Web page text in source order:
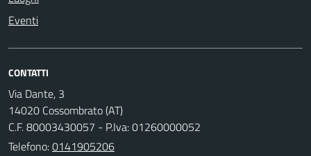
Eventi
CONTATTI
Via Dante, 3
14020 Cossombrato (AT)
C.F. 80003430057 - P.Iva: 01260000052
Telefono:0141905206